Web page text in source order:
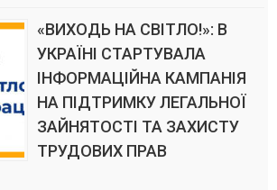
«ВИХОДЬ НА СВІТЛО!»: В
УКРАЇНІ СТАРТУВАЛА
ІНФОРМАЦІЙНА КАМПАНІЯ
НА ПІДТРИМКУ ЛЕГАЛЬНОЇ
ЗАЙНЯТОСТІ ТА ЗАХИСТУ
ТРУДОВИХ ПРАВ